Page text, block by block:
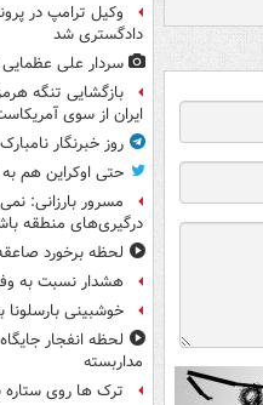
وکیل ترامپ در
دادگستری شد
سردار علی عظمایی
بازگشایی تنگه
ایران از سوی
روز خبرنگار
حتی اوکراین هم
مسرور بارزانی:
درگیری‌های منطقه
لحظه برخورد
هشدار نسبت به
خوشبینی
مداربسته
ترک ها روی